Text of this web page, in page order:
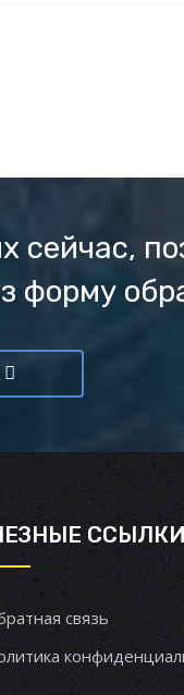
сейчас,
форму
ССЫЛКИ
связь